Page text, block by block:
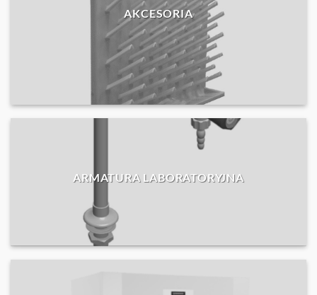
AKCESORIA
ARMATURA LABORATORYJNA